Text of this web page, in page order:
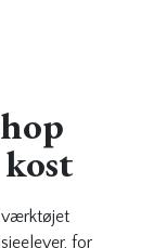
værktøjet
for